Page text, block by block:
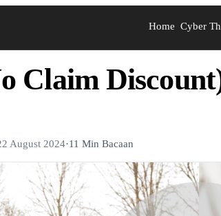
Home Cyber
Claim
August 2024·11 Min Bacaan